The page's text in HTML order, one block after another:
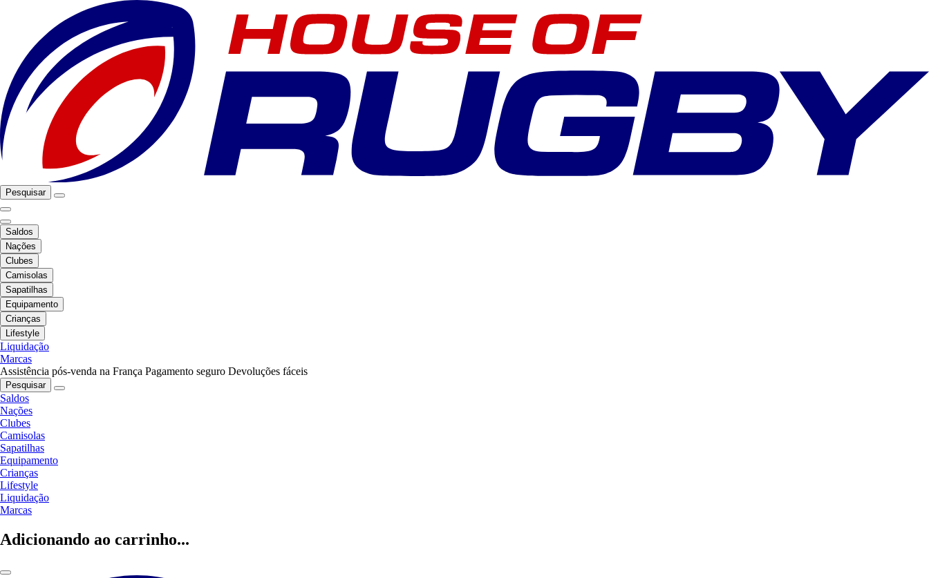
Pesquisar
Saldos
Nações
Clubes
Camisolas
Sapatilhas
Equipamento
Crianças
Lifestyle
Liquidação
Marcas
Assistência pós-venda na França Pagamento seguro Devoluções fáceis
Pesquisar
Saldos
Nações
Clubes
Camisolas
Sapatilhas
Equipamento
Crianças
Lifestyle
Liquidação
Marcas
Adicionando ao carrinho...